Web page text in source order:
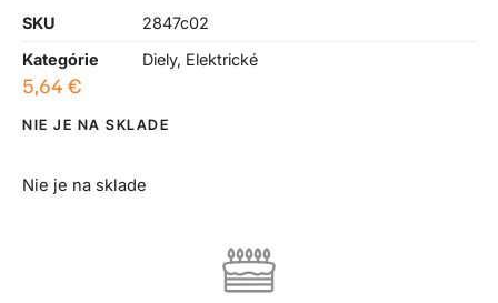
SKU
2847c02
Kategórie
Diely, Elektrické
5,64 €
NIE JE NA SKLADE
Nie je na sklade